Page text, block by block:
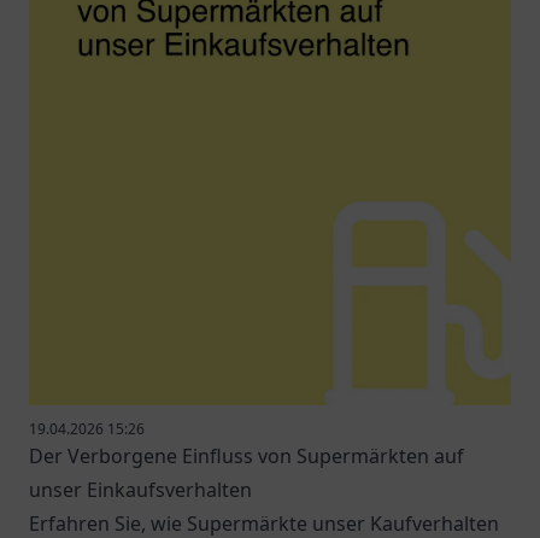
19.04.2026 15:26
Der Verborgene Einfluss von Supermärkten auf
unser Einkaufsverhalten
Erfahren Sie, wie Supermärkte unser Kaufverhalten